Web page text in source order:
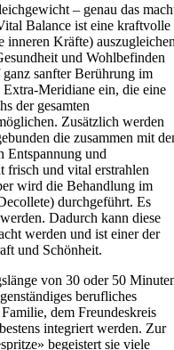
– genau das
Balance ist eine kraftvolle
Kräfte)
und Wohlbefinden
sanfter Berührung im
Meridiane ein, die eine
der gesamten
Zusätzlich werden
die zusammen mit
Entspannung und
frisch und vital erstrahlen
wird die Behandlung im
durchgeführt. Es
Dadurch kann diese
werden und ist einer der
und Schönheit.
von 30 oder 50
berufliches
dem Freundeskreis
integriert werden. Zur
begeistert sie viele